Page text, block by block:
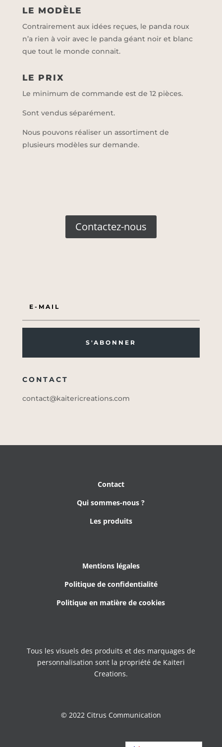
LE MODÈLE
Contrairement aux idées reçues, le panda roux
n’a rien à voir avec le panda géant noir et blanc
que tout le monde connait.
LE PRIX
Le minimum de commande est de 12 pièces.
Sont vendus séparément.
Nous pouvons réaliser un assortiment de
plusieurs modèles sur demande.
Contactez-nous
S'ABONNER
CONTACT
contact@kaitericreations.com
Contact
Qui sommes-nous ?
Les produits
Mentions légales
Politique de confidentialité
Politique en matière de cookies
Tous les visuels des produits et des marquages de
personnalisation sont la propriété de Kaiteri
Creations.
© 2022 Citrus Communication